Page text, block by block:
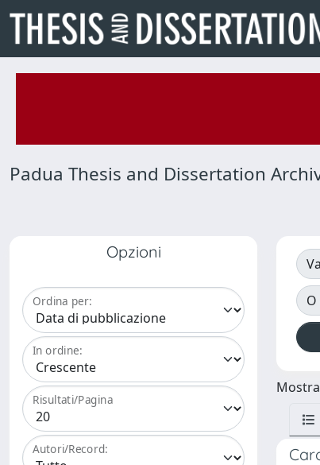
Padua Thesis and Dissertation
Opzioni
Ordina per:
In ordine:
Risultati/Pagina
Autori/Record: